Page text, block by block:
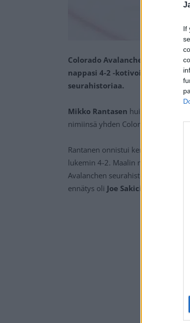
If
Colorado Avalanchen Mikko
nappasi 4-2 -kotivoiton
seurahistoriaa.
Mikko Rantasen huikea kausi
nimiinsä yhden Colorado
Rantanen onnistui kertaalleen
lukemin 4-2. Maalin myötä
Avalanchen seurahistoriassa
ennätys oli Joe Sakicin